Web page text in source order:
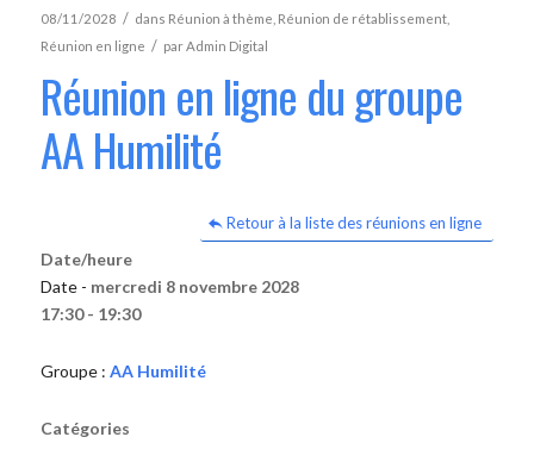
08/11/2028 / dans Réunion à thème Réunion de rétablissement,
Réunion en ligne / parAdmin Digital
Réunion en ligne du groupe
AA Humilité
Retour à la liste des réunions en ligne
Date/heure
Date - mercredi 8 novembre 2028
17:30 - 19:30
Groupe : AA Humilité
Catégories